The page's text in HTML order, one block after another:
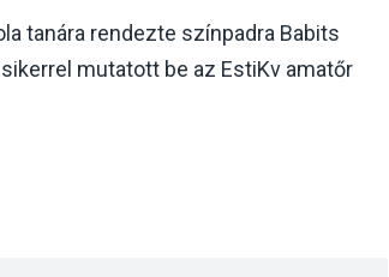
tanára rendezte színpadra Babits
mutatott be az EstiKv amatőr